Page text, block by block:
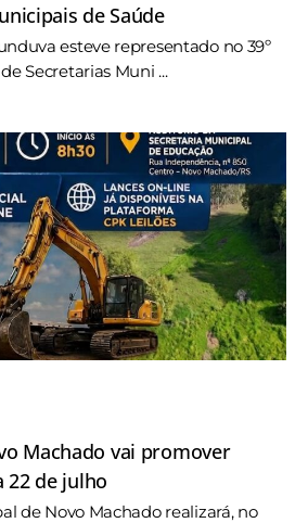
de Saúde
esteve representado no 39º
Secretarias Muni ...
Machado vai promover
22 de julho
de Novo Machado realizará, no